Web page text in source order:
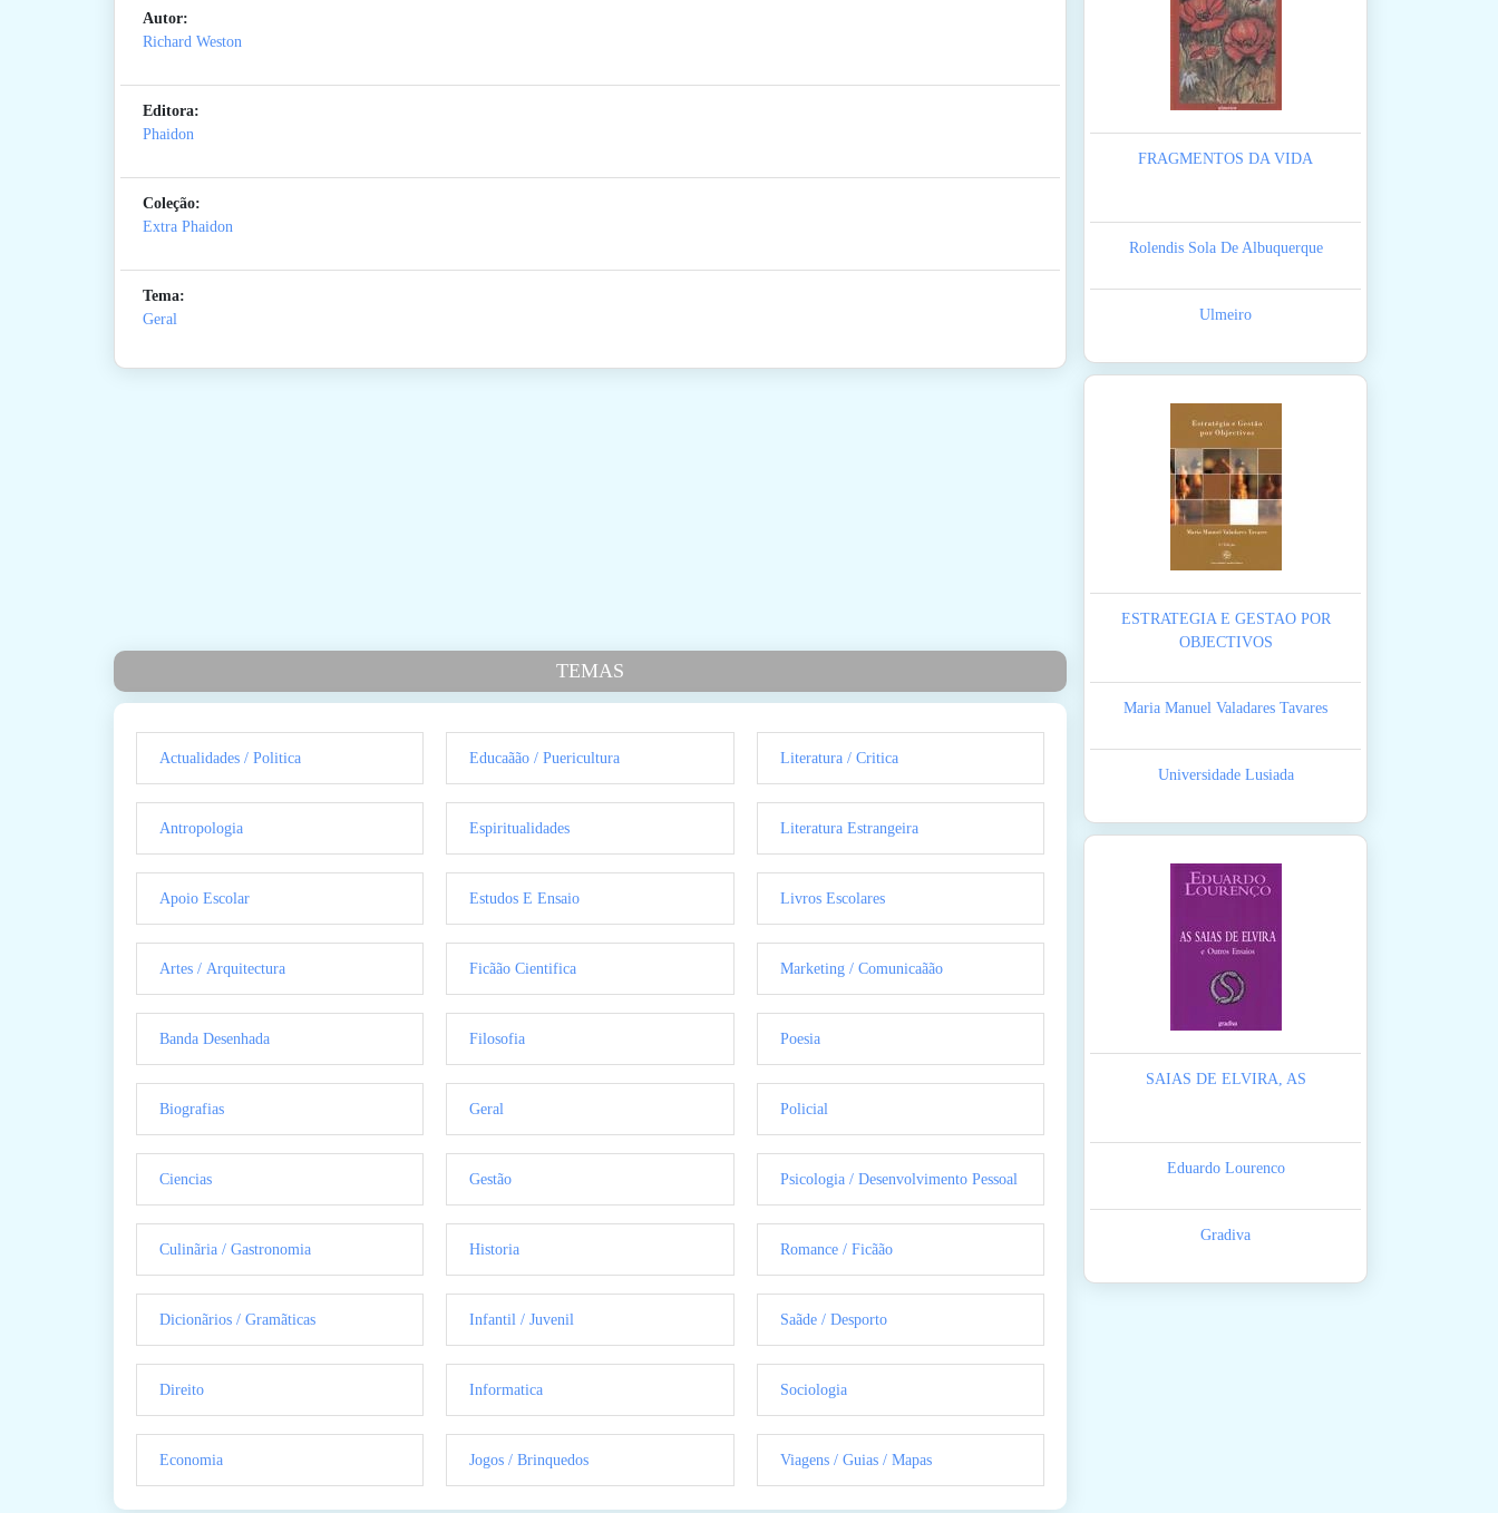
Autor:
Richard Weston
Editora:
Phaidon
Coleção:
Extra Phaidon
Tema:
Geral
TEMAS
Actualidades / Politica
Antropologia
Apoio Escolar
Artes / Arquitectura
Banda Desenhada
Biografias
Ciencias
Culinãria / Gastronomia
Dicionãrios / Gramãticas
Direito
Economia
Educaãão / Puericultura
Espiritualidades
Estudos E Ensaio
Ficãão Cientifica
Filosofia
Geral
Gestão
Historia
Infantil / Juvenil
Informatica
Jogos / Brinquedos
Literatura / Critica
Literatura Estrangeira
Livros Escolares
Marketing / Comunicaãão
Poesia
Policial
Psicologia / Desenvolvimento Pessoal
Romance / Ficãão
Saãde / Desporto
Sociologia
Viagens / Guias / Mapas
FRAGMENTOS DA VIDA
Rolendis Sola De Albuquerque
Ulmeiro
ESTRATEGIA E GESTAO POR
OBJECTIVOS
Maria Manuel Valadares Tavares
Universidade Lusiada
SAIAS DE ELVIRA, AS
Eduardo Lourenco
Gradiva